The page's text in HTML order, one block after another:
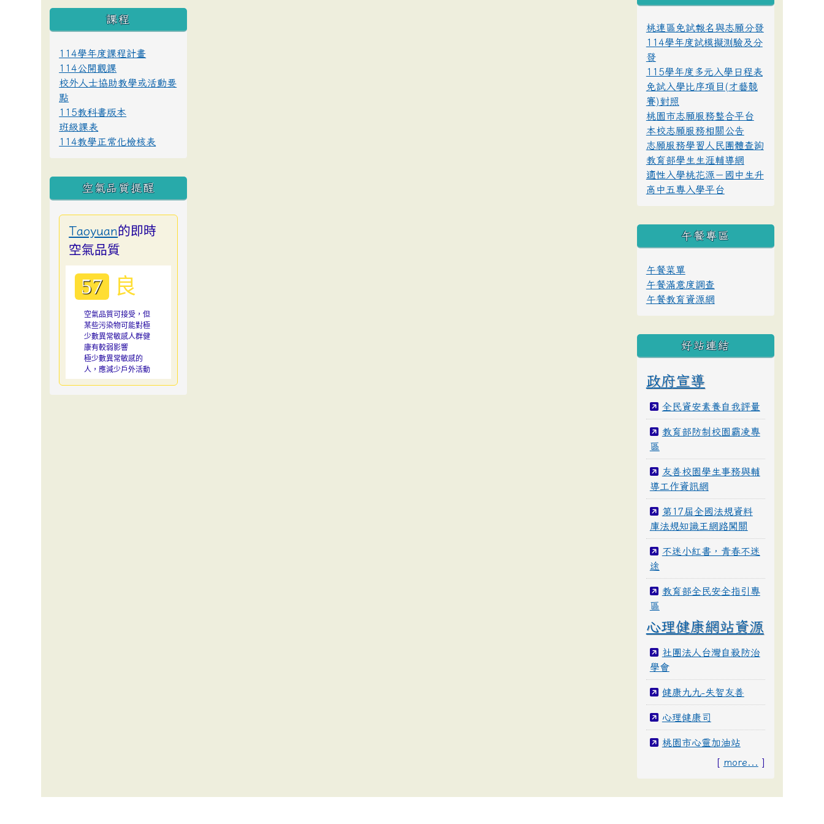
課程
114學年度課程計畫
114公開觀課
校外人士協助教學或活動要
點
115教科書版本
班級課表
114教學正常化檢核表
空氣品質提醒
Taoyuan的即時
空氣品質
57 良
空氣品質可接受，但
某些污染物可能對極
少數異常敏感人群健
康有較弱影響
極少數異常敏感的
人，應減少戶外活動
桃連區免試報名與志願分發
114學年度試模擬測驗及分
發
115學年度多元入學日程表
免試入學比序項目(才藝競
賽)對照
桃園市志願服務整合平台
本校志願服務相關公告
志願服務學習人民團體查詢
教育部學生生涯輔導網
適性入學桃花源－國中生升
高中五專入學平台
午餐專區
午餐菜單
午餐滿意度調查
午餐教育資源網
好站連結
政府宣導
全民資安素養自我評量
教育部防制校園霸凌專
區
友善校園學生事務與輔
導工作資訊網
第17屆全國法規資料
庫法規知識王網路闖關
不迷小紅書，青春不迷
途
教育部全民安全指引專
區
心理健康網站資源
社團法人台灣自殺防治
學會
健康九九-失智友善
心理健康司
桃園市心靈加油站
[ more... ]